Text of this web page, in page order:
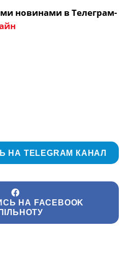
новинами в Телеграм-
НА TELEGRAM КАНАЛ
НА FACEBOOK